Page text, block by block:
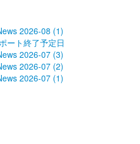
2026-08 (1)
ート終了予定日
2026-07 (3)
2026-07 (2)
2026-07 (1)